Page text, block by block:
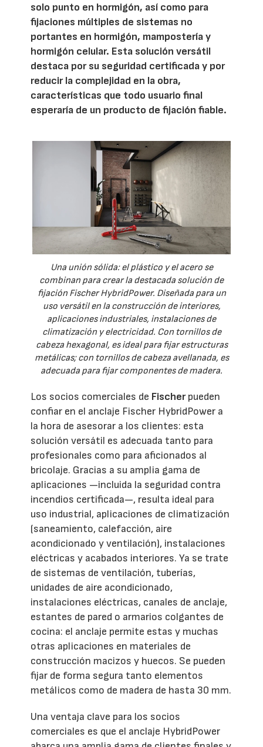
solo punto en hormigón, así como para
fijaciones múltiples de sistemas no
portantes en hormigón, mampostería y
hormigón celular. Esta solución versátil
destaca por su seguridad certificada y por
reducir la complejidad en la obra,
características que todo usuario final
esperaría de un producto de fijación fiable.
Una unión sólida: el plástico y el acero se
combinan para crear la destacada solución de
fijación Fischer HybridPower. Diseñada para un
uso versátil en la construcción de interiores,
aplicaciones industriales, instalaciones de
climatización y electricidad. Con tornillos de
cabeza hexagonal, es ideal para fijar estructuras
metálicas; con tornillos de cabeza avellanada, es
adecuada para fijar componentes de madera.
Los socios comerciales de Fischerpueden
confiar en el anclaje Fischer HybridPower a
la hora de asesorar a los clientes: esta
solución versátil es adecuada tanto para
profesionales como para aficionados al
bricolaje. Gracias a su amplia gama de
aplicaciones —incluida la seguridad contra
incendios certificada—, resulta ideal para
uso industrial, aplicaciones de climatización
(saneamiento, calefacción, aire
acondicionado y ventilación), instalaciones
eléctricas y acabados interiores. Ya se trate
de sistemas de ventilación, tuberías,
unidades de aire acondicionado,
instalaciones eléctricas, canales de anclaje,
estantes de pared o armarios colgantes de
cocina: el anclaje permite estas y muchas
otras aplicaciones en materiales de
construcción macizos y huecos. Se pueden
fijar de forma segura tanto elementos
metálicos como de madera de hasta 30 mm.
Una ventaja clave para los socios
comerciales es que el anclaje HybridPower